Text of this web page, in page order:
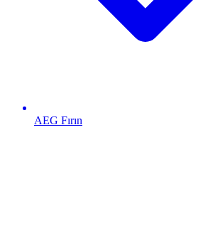
AEG Fırın